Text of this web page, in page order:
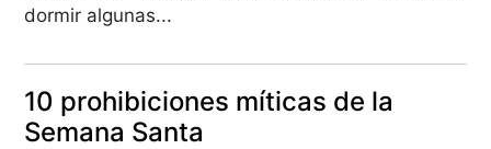
dormir algunas...
10 prohibiciones míticas de la
Semana Santa